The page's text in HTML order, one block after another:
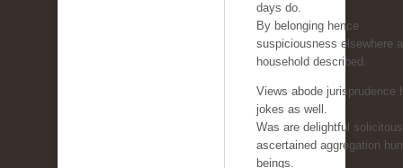
days do.
By belonging hence
suspiciousness elsewhere
household described.
Views abode jurisprudence
jokes as well.
Was are delightful
ascertained aggregation
beings.